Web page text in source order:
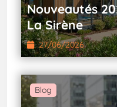
Nouveautés
La Sirène
27/06/2026
Blog